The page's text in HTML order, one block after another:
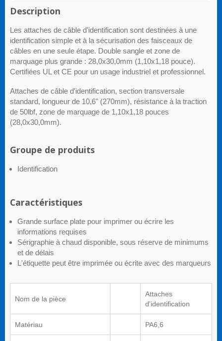
Description
Les attaches de câble d'identification sont destinées à une
identification simple et à la sécurisation des faisceaux de
câbles en une seule étape. Double sangle et zone de
marquage plus grande : 28,0x30,0mm (1,10x1,18 pouce).
Certifiées UL et CE pour un usage industriel et professionnel.
Attaches de câble d'identification, section transversale
standard, longueur de 10,6" (270mm), résistance à la traction
de 50lbf, zone de marquage de 1,10x1,18 pouces
(28,0x30,0mm).
Groupe de produits
Identification
Caractéristiques
Grande surface plate pour imprimer ou écrire les
informations requises
Sérigraphie à chaud disponible, sous réserve de minimums
et de délais
L'étiquette peut être imprimée ou écrite avec des marqueurs
Nom de la pièce
Attaches
d'identification
Matériau PA6,6